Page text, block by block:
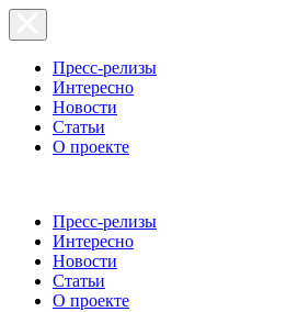
Пресс-релизы
Интересно
Новости
Статьи
О проекте
Пресс-релизы
Интересно
Новости
Статьи
О проекте